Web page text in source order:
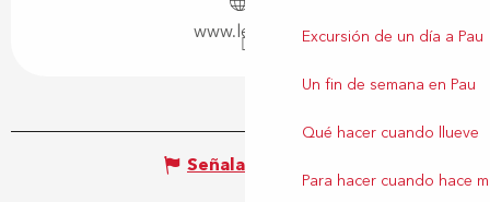
Excursión de un día a Pau
Un fin de semana en Pau
Qué hacer cuando llueve
Para hacer cuando hace
www.lescar.fr
Señalar un error